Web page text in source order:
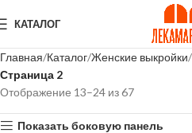
КАТАЛОГ
Главная Каталог Женские выкройки
Страница 2
Отображение 13–24 из 67
Показать боковую панель